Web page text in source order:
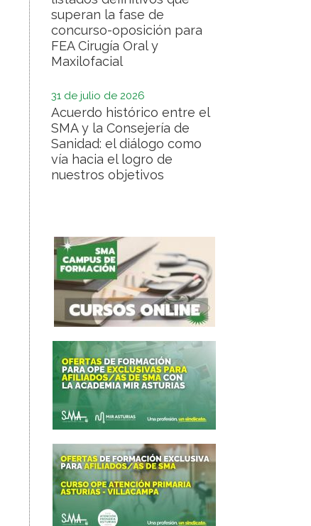
superan la fase de
concurso-oposición para
FEA Cirugía Oral y
Maxilofacial
31 de julio de 2026
Acuerdo histórico entre el
SMA y la Consejería de
Sanidad: el diálogo como
vía hacia el logro de
nuestros objetivos